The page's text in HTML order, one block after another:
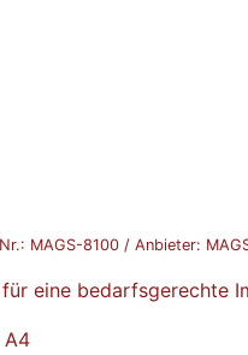
MAGS-8100 / Anbieter:
eine bedarfsgerechte
A4